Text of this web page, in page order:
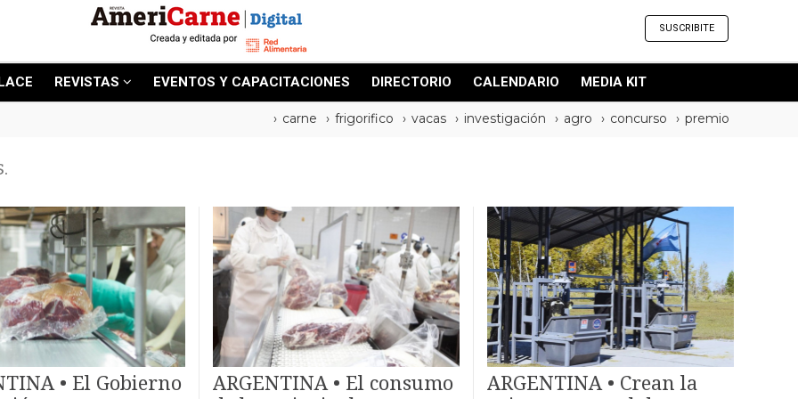
SUSCRIBITE
REVISTAS EVENTOS Y CAPACITACIONES DIRECTORIO CALENDARIO MEDIA KIT
carne frigorifico vacas investigación agro concurso premio
• El Gobierno
ARGENTINA • El consumo
ARGENTINA • Crean la